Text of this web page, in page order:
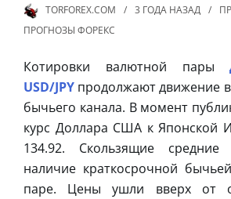
TORFOREX.COM 3 ГОДА НАЗАД
ПРОГНОЗЫ ФОРЕКС
Котировки валютной пары
USD/JPY продолжают движение
бычьего канала. В момент
курс Доллара США к Японской
134.92. Скользящие средние
наличие краткосрочной
паре. Цены ушли вверх от